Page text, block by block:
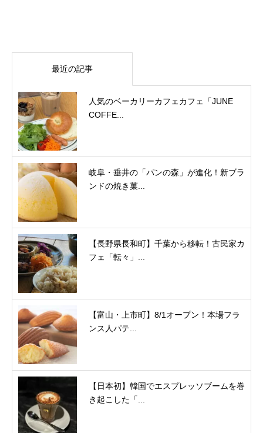
最近の記事
人気のベーカリーカフェカフェ「JUNE
COFFE...
岐阜・垂井の「パンの森」が進化！新ブラ
ンドの焼き菓...
【長野県長和町】千葉から移転！古民家カ
フェ「転々」...
【富山・上市町】8/1オープン！本場フラ
ンス人パテ...
【日本初】韓国でエスプレッソブームを巻
き起こした「...